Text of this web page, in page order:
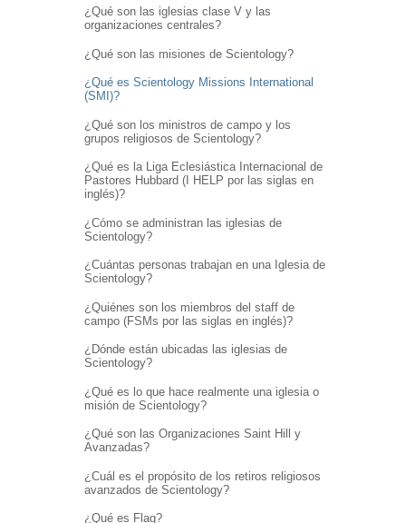
¿Qué son las iglesias clase V y las
organizaciones centrales?
¿Qué son las misiones de Scientology?
¿Qué es Scientology Missions International
(SMI)?
¿Qué son los ministros de campo y los
grupos religiosos de Scientology?
¿Qué es la Liga Eclesiástica Internacional de
Pastores Hubbard (I HELP por las siglas en
inglés)?
¿Cómo se administran las iglesias de
Scientology?
¿Cuántas personas trabajan en una Iglesia de
Scientology?
¿Quiénes son los miembros del staff de
campo (FSMs por las siglas en inglés)?
¿Dónde están ubicadas las iglesias de
Scientology?
¿Qué es lo que hace realmente una iglesia o
misión de Scientology?
¿Qué son las Organizaciones Saint Hill y
Avanzadas?
¿Cuál es el propósito de los retiros religiosos
avanzados de Scientology?
¿Qué es Flag?